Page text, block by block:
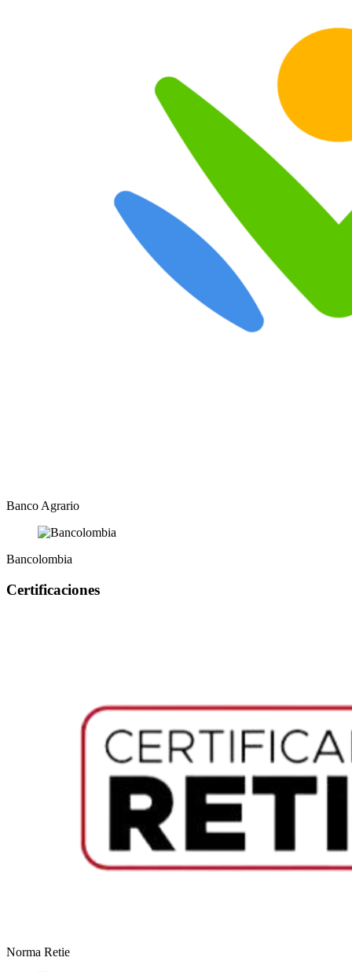
Banco Agrario
Bancolombia
Certificaciones
Norma Retie